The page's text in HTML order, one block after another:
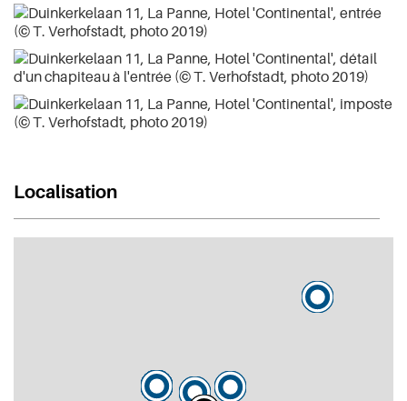
Localisation